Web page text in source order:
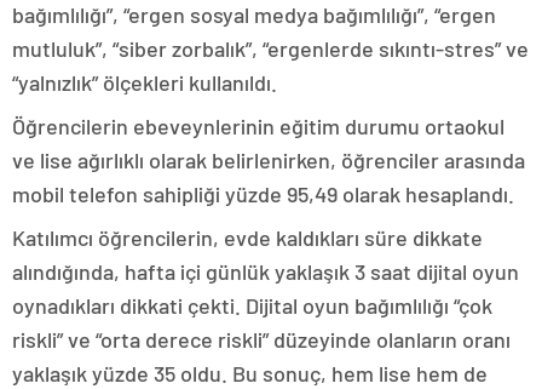
bağımlılığı”, “ergen sosyal medya bağımlılığı”, “ergen
mutluluk”, “siber zorbalık”, “ergenlerde sıkıntı-stres” ve
“yalnızlık” ölçekleri kullanıldı.
Öğrencilerin ebeveynlerinin eğitim durumu ortaokul
ve lise ağırlıklı olarak belirlenirken, öğrenciler arasında
mobil telefon sahipliği yüzde 95,49 olarak hesaplandı.
Katılımcı öğrencilerin, evde kaldıkları süre dikkate
alındığında, hafta içi günlük yaklaşık 3 saat dijital oyun
oynadıkları dikkati çekti. Dijital oyun bağımlılığı “çok
riskli” ve “orta derece riskli” düzeyinde olanların oranı
yaklaşık yüzde 35 oldu. Bu sonuç, hem lise hem de